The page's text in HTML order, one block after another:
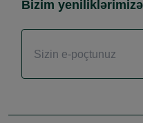
Bizim